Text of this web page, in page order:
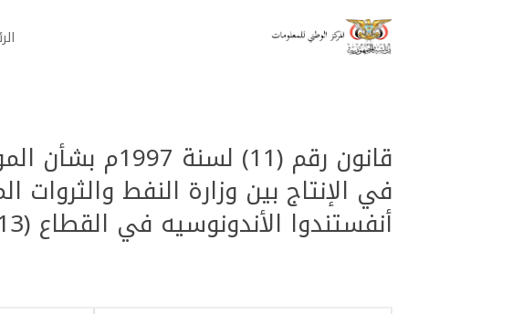
قانون رقم (11)
في الإنتاج بين وزارة النفط
أنفستندوا الأندونوسيه في القطاع (13) منطقة رماه محافظة حضرموت